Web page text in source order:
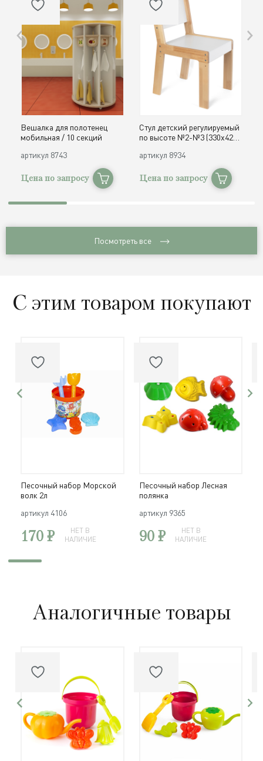
Вешалка для полотенец
мобильная / 10 секций
артикул 8743
Цена по запросу
Стул детский регулируемый
по высоте №2-№3 (330х420,
артикул 8934
Цена по запросу
Посмотреть все
С этим товаром покупают
Песочный набор Морской
волк 2л
артикул 4106
170 ₽
НЕТ В
НАЛИЧИЕ
Песочный набор Лесная
полянка
артикул 9365
90 ₽
НЕТ В
НАЛИЧИЕ
Аналогичные товары